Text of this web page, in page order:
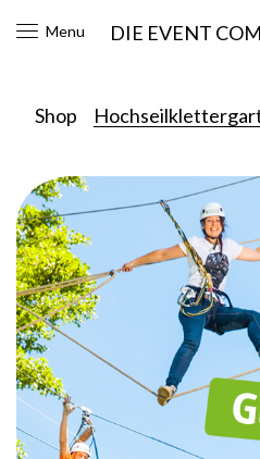
Menu DIE EVENT
Shop